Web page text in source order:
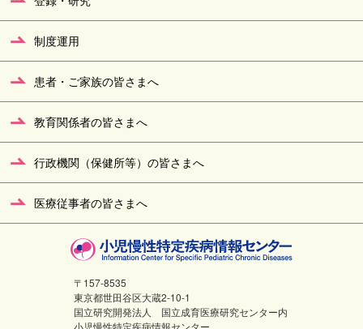
制度運用
患者・ご家族の皆さまへ
教育関係者の皆さまへ
行政機関（保健所等）の皆さまへ
医療従事者の皆さまへ
〒157-8535
東京都世田谷区大蔵2-10-1
国立研究開発法人 国立成育医療研究センター内